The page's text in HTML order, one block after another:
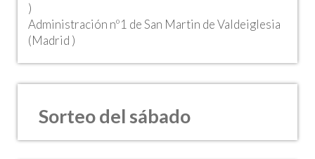
)
Administración nº1 de San Martin de Valdeiglesia
(Madrid )
Sorteo del sábado